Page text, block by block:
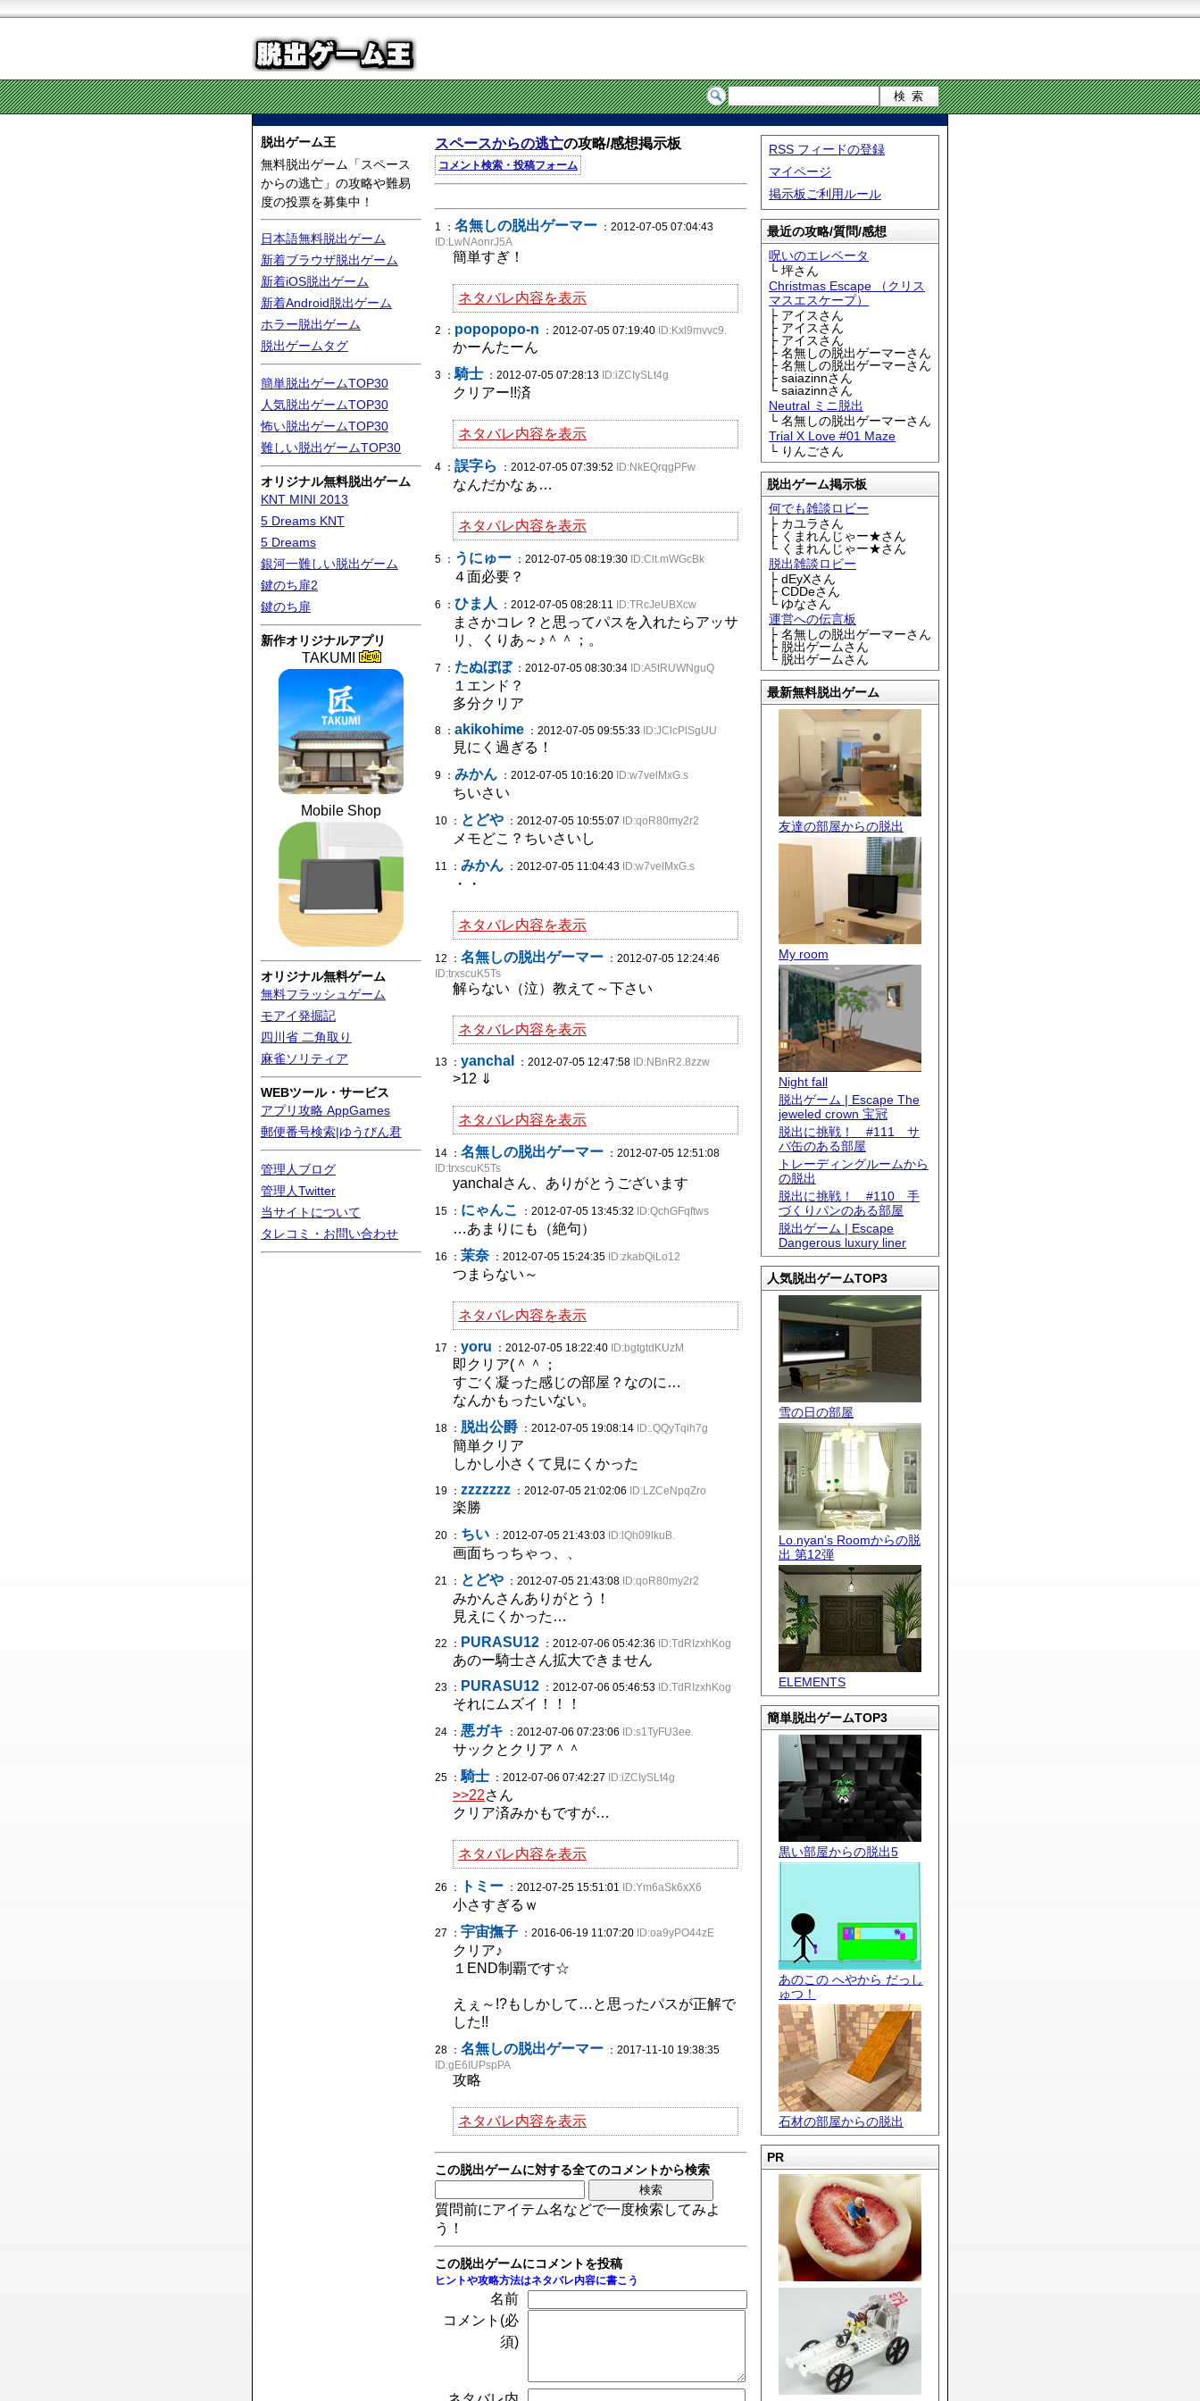
脱出ゲーム王
無料脱出ゲーム「スペース
からの逃亡」の攻略や難易
度の投票を募集中！
日本語無料脱出ゲーム
新着ブラウザ脱出ゲーム
新着iOS脱出ゲーム
新着Android脱出ゲーム
ホラー脱出ゲーム
脱出ゲームタグ
簡単脱出ゲームTOP30
人気脱出ゲームTOP30
怖い脱出ゲームTOP30
難しい脱出ゲームTOP30
オリジナル無料脱出ゲーム
KNT MINI 2013
5 Dreams KNT
5 Dreams
銀河一難しい脱出ゲーム
鍵のち扉2
鍵のち扉
新作オリジナルアプリ
TAKUMI
Mobile Shop
オリジナル無料ゲーム
無料フラッシュゲーム
モアイ発掘記
四川省 二角取り
麻雀ソリティア
WEBツール・サービス
アプリ攻略 AppGames
郵便番号検索|ゆうびん君
管理人ブログ
管理人Twitter
当サイトについて
タレコミ・お問い合わせ
RSS フィードの登録
マイページ
掲示板ご利用ルール
最近の攻略/質問/感想
呪いのエレベータ
└ 坪さん
Christmas Escape （クリス
マスエスケープ）
├ アイスさん
├ アイスさん
├ アイスさん
├ 名無しの脱出ゲーマーさん
├ 名無しの脱出ゲーマーさん
├ saiazinnさん
└ saiazinnさん
Neutral ミニ脱出
└ 名無しの脱出ゲーマーさん
Trial X Love #01 Maze
└ りんごさん
脱出ゲーム掲示板
何でも雑談ロビー
├ カユラさん
├ くまれんじゃー★さん
└ くまれんじゃー★さん
脱出雑談ロビー
├ dEyXさん
├ CDDeさん
└ ゆなさん
運営への伝言板
├ 名無しの脱出ゲーマーさん
├ 脱出ゲームさん
└ 脱出ゲームさん
最新無料脱出ゲーム
友達の部屋からの脱出
My room
Night fall
脱出ゲーム | Escape The
jeweled crown 宝冠
脱出に挑戦！ #111 サ
バ缶のある部屋
トレーディングルームから
の脱出
脱出に挑戦！ #110 手
づくりパンのある部屋
脱出ゲーム | Escape
Dangerous luxury liner
人気脱出ゲームTOP3
雪の日の部屋
Lo.nyan's Roomからの脱
出 第12弾
ELEMENTS
簡単脱出ゲームTOP3
黒い部屋からの脱出5
あのこの へやから だっし
ゅつ！
石材の部屋からの脱出
PR
スペースからの逃亡の攻略/感想掲示板
コメント検索・投稿フォーム
1 ： 名無しの脱出ゲーマー ：2012-07-05 07:04:43
ID:LwNAonrJ5A
簡単すぎ！
ネタバレ内容を表示
2 ： popopopo-n ：2012-07-05 07:19:40 ID:Kxl9mvvc9.
かーんたーん
3 ：騎士 ：2012-07-05 07:28:13 ID:iZCIySLt4g
クリアー!!済
ネタバレ内容を表示
4 ： 誤字ら ：2012-07-05 07:39:52 ID:NkEQrqgPFw
なんだかなぁ…
ネタバレ内容を表示
5 ： うにゅー ：2012-07-05 08:19:30 ID:Clt.mWGcBk
４面必要？
6 ： ひま人 ：2012-07-05 08:28:11 ID:TRcJeUBXcw
まさかコレ？と思ってパスを入れたらアッサ
リ、くりあ～♪＾＾；。
7 ： たぬぼぼ ：2012-07-05 08:30:34 ID:A5tRUWNguQ
１エンド？
多分クリア
8 ： akikohime ：2012-07-05 09:55:33 ID:JClcPlSgUU
見にく過ぎる！
9 ： みかん ：2012-07-05 10:16:20 ID:w7velMxG.s
ちいさい
10 ： とどや ：2012-07-05 10:55:07 ID:qoR80my2r2
メモどこ？ちいさいし
11 ： みかん ：2012-07-05 11:04:43 ID:w7velMxG.s
・・
ネタバレ内容を表示
12 ： 名無しの脱出ゲーマー ：2012-07-05 12:24:46
ID:trxscuK5Ts
解らない（泣）教えて～下さい
ネタバレ内容を表示
13 ： yanchal ：2012-07-05 12:47:58 ID:NBnR2.8zzw
>12 ⇓
ネタバレ内容を表示
14 ： 名無しの脱出ゲーマー ：2012-07-05 12:51:08
ID:trxscuK5Ts
yanchalさん、ありがとうございます
15 ： にゃんこ ：2012-07-05 13:45:32 ID:QchGFqftws
…あまりにも（絶句）
16 ： 茉奈 ：2012-07-05 15:24:35 ID:zkabQiLo12
つまらない～
ネタバレ内容を表示
17 ： yoru ：2012-07-05 18:22:40 ID:bgtgtdKUzM
即クリア(＾＾；
すごく凝った感じの部屋？なのに…
なんかもったいない。
18 ： 脱出公爵 ：2012-07-05 19:08:14 ID:.QQyTqih7g
簡単クリア
しかし小さくて見にくかった
19 ： zzzzzzz ：2012-07-05 21:02:06 ID:LZCeNpqZro
楽勝
20 ： ちい ：2012-07-05 21:43:03 ID:lQh09lkuB.
画面ちっちゃっ、、
21 ： とどや ：2012-07-05 21:43:08 ID:qoR80my2r2
みかんさんありがとう！
見えにくかった…
22 ： PURASU12 ：2012-07-06 05:42:36 ID:TdRIzxhKog
あのー騎士さん拡大できません
23 ： PURASU12 ：2012-07-06 05:46:53 ID:TdRIzxhKog
それにムズイ！！！
24 ： 悪ガキ ：2012-07-06 07:23:06 ID:s1TyFU3ee.
サックとクリア＾＾
25 ：騎士 ：2012-07-06 07:42:27 ID:iZCIySLt4g
>>22さん
クリア済みかもですが…
ネタバレ内容を表示
26 ： トミー ：2012-07-25 15:51:01 ID:Ym6aSk6xX6
小さすぎるｗ
27 ： 宇宙撫子 ：2016-06-19 11:07:20 ID:oa9yPO44zE
クリア♪
１END制覇です☆
えぇ～!?もしかして…と思ったパスが正解で
した!!
28 ： 名無しの脱出ゲーマー ：2017-11-10 19:38:35
ID:gE6IUPspPA
攻略
ネタバレ内容を表示
この脱出ゲームに対する全てのコメントから検索
質問前にアイテム名などで一度検索してみよ
う！
この脱出ゲームにコメントを投稿
ヒントや攻略方法はネタバレ内容に書こう
名前
コメント(必
須)